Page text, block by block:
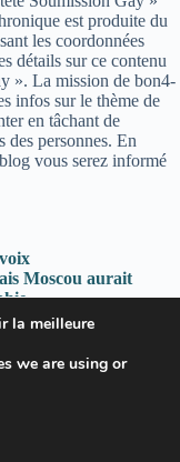
est produite du
les coordonnées
détails sur ce contenu
». La mission de bon4-
infos sur le thème de
en tâchant de
personnes. En
vous serez informé
Moscou aurait
et l’acquisition de
Youtube
la meilleure
we are using or